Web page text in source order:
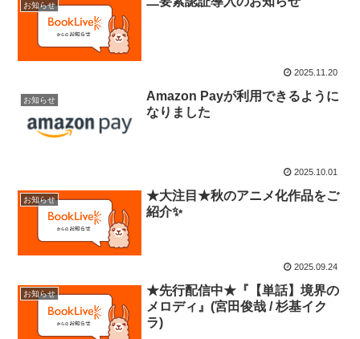
お知らせ
2025.11.20
お知らせ
Amazon Payが利用できるように
なりました
2025.10.01
お知らせ
★大注目★秋のアニメ化作品をご
紹介✨
2025.09.24
お知らせ
★先行配信中★『【単話】境界の
メロディ』(宮田俊哉 / 杉基イク
ラ)